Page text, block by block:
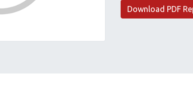
Download PDF